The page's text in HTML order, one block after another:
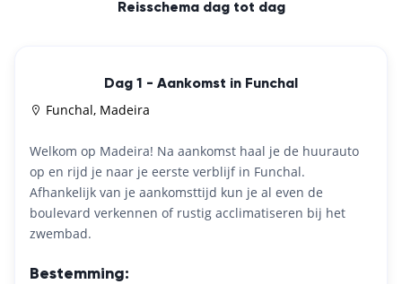
Reisschema dag tot dag
Dag 1 - Aankomst in Funchal
Funchal, Madeira
Welkom op Madeira! Na aankomst haal je de huurauto
op en rijd je naar je eerste verblijf in Funchal.
Afhankelijk van je aankomsttijd kun je al even de
boulevard verkennen of rustig acclimatiseren bij het
zwembad.
Bestemming: